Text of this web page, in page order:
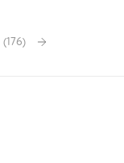
(176)